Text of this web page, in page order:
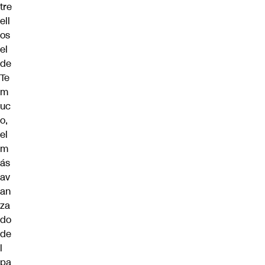
tre
ell
os
el
de
Te
m
uc
o,
el
m
ás
av
an
za
do
de
l